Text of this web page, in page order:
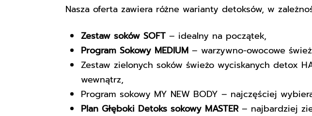
Nasza oferta zawiera różne warianty detoksów, w
Zestaw soków SOFT – idealny na początek,
Program Sokowy MEDIUM – warzywno-owocowe
Zestaw zielonych soków świeżo wyciskanych detox
wewnątrz,
Program sokowy MY NEW BODY – najczęściej
Plan Głęboki Detoks sokowy MASTER– najbardziej